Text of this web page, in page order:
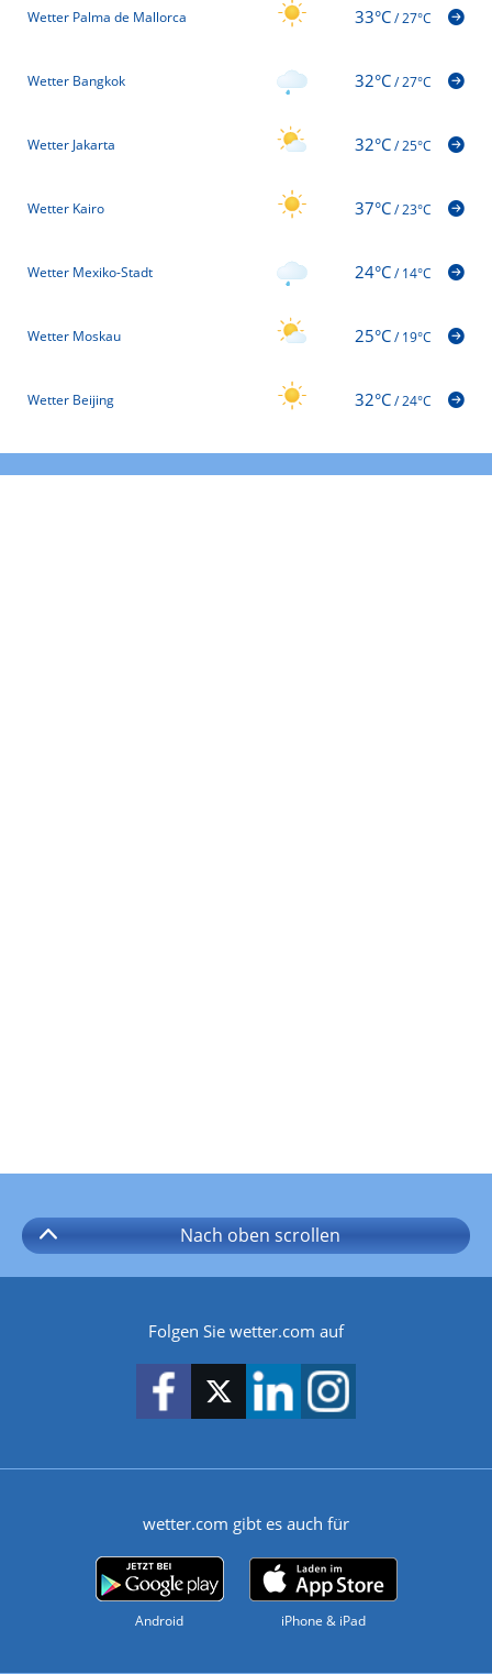
Wetter Palma de Mallorca 33°C/27°C
Wetter Bangkok 32°C/27°C
Wetter Jakarta 32°C/25°C
Wetter Kairo 37°C/23°C
Wetter Mexiko-Stadt 24°C/14°C
Wetter Moskau 25°C/19°C
Wetter Beijing 32°C/24°C
Nach oben scrollen
Folgen Sie wetter.com auf
wetter.com gibt es auch für
Android iPhone & iPad